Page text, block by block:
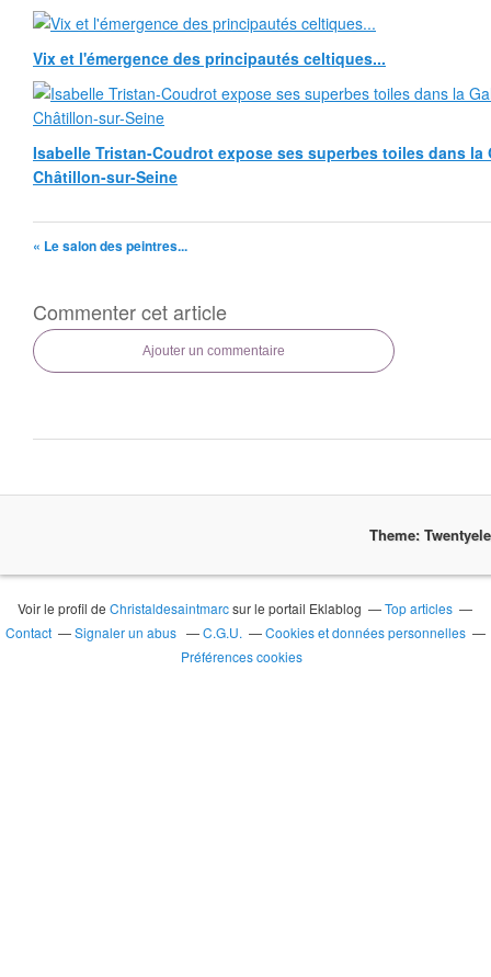
Vix et l'émergence des principautés celtiques...
Isabelle Tristan-Coudrot expose ses superbes toiles dans la
Châtillon-sur-Seine
« Le salon des peintres...
Commenter cet article
Ajouter un commentaire
Theme:
Voir le profil deChristaldesaintmarcsur le portail Eklablog
Top articles
Contact
Signaler un abus C.G.U.
Cookies et données personnelles
Préférences cookies